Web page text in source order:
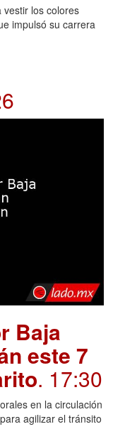
vestir los colores
impulsó su carrera
Baja
este 7
. 17:30
en la circulación
agilizar el tránsito